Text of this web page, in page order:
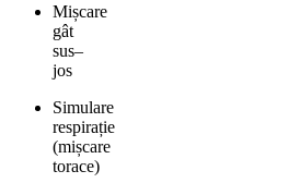
Mișcare
gât
sus–
jos
Simulare
respirație
(mișcare
torace)